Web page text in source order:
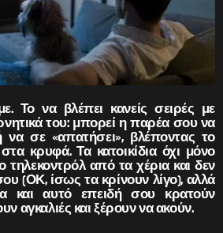
Το να βλέπει κανείς σειρές με
του: μπορεί η παρέα σου να
να σε «απατήσει», βλέποντας το
κρυφά. Τα κατοικίδια όχι μόνο
από τα χέρια και δεν
(ΟΚ, ίσως τα κρίνουν λίγο), αλλά
και αυτό επειδή σου κρατούν
αγκαλιές και ξέρουν να ακούν.